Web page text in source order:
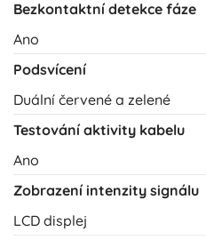
Bezkontaktní detekce fáze
Ano
Podsvícení
Duální červené a zelené
Testování aktivity kabelu
Ano
Zobrazení intenzity signálu
LCD displej